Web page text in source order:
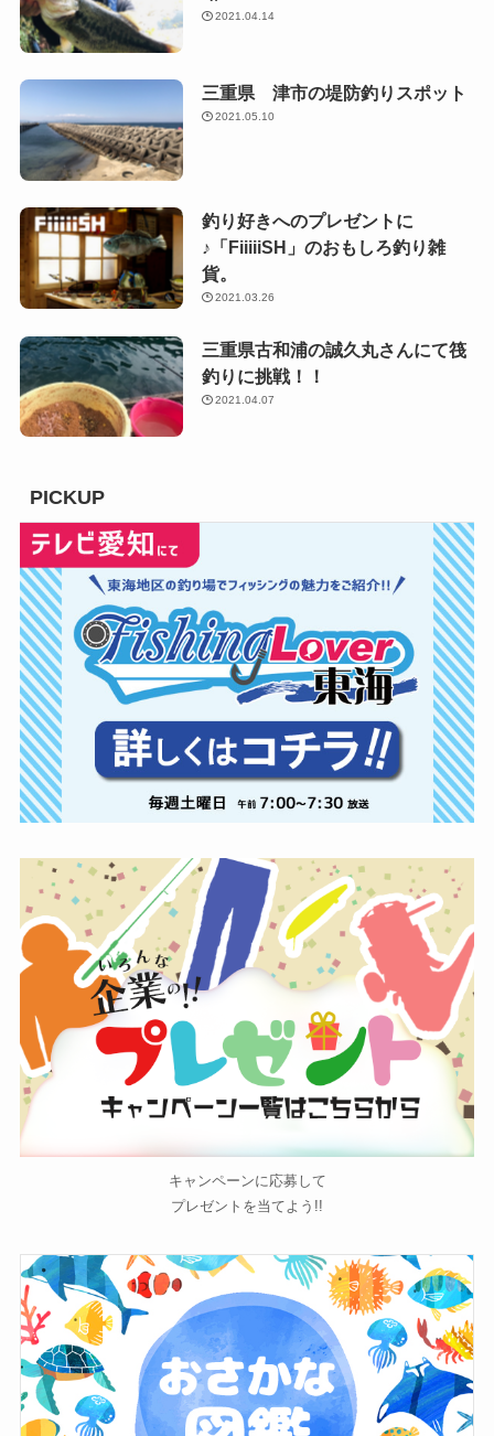
2021.04.14
三重県 津市の堤防釣りスポット
2021.05.10
釣り好きへのプレゼントに
♪「FiiiiiSH」のおもしろ釣り雑
貨。
2021.03.26
三重県古和浦の誠久丸さんにて筏
釣りに挑戦！！
2021.04.07
PICKUP
キャンペーンに応募して
プレゼントを当てよう!!